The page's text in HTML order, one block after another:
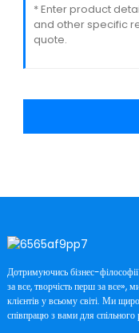
Дотримуючись бізнес-
за все, творчість перш за
клієнтів у всьому світі. Ми
співпрацю з вами для